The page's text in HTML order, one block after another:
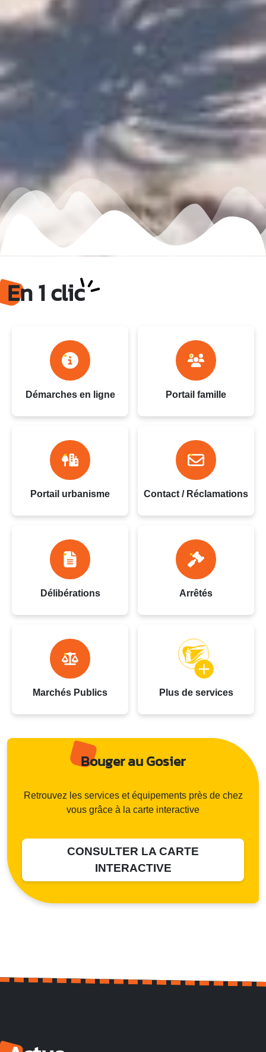
Ville du Gosier - Guadeloupe
En 1 clic
Démarches en ligne Portail famille
Portail urbanisme Contact / Réclamations
Délibérations Arrêtés
Marchés Publics Plus de services
Bouger au Gosier
Retrouvez les services et équipements près de chez
vous grâce à la carte interactive
CONSULTER LA CARTE
INTERACTIVE